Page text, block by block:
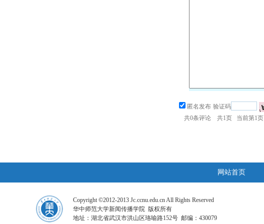
匿名发布 验证码
共0条评论 共1页 当前第1页
网站首页
Copyright ©2012-2013 Jc.ccnu.edu.cn All Rights Reserved
华中师范大学新闻传播学院 版权所有
地址：湖北省武汉市洪山区珞喻路152号 邮编：430079